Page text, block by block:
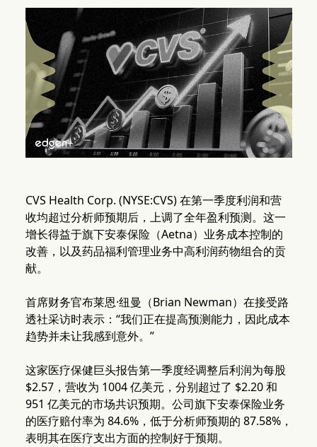
CVS Health Corp. (NYSE:CVS) 在第一季度利润和营
收均超过分析师预期后，上调了全年盈利预测。这一
增长得益于旗下安泰保险（Aetna）业务成本控制的
改善，以及药品福利管理业务中高利润药物组合的贡
献。
首席财务官布莱恩·纽曼（Brian Newman）在接受路
透社采访时表示：“我们正在提高预测能力，因此成本
趋势并未让我感到意外。”
这家医疗保健巨头报告第一季度经调整后利润为每股
$2.57，营收为 1004 亿美元，分别超过了 $2.20 和
951 亿美元的市场共识预期。公司旗下安泰保险业务
的医疗赔付率为 84.6%，低于分析师预期的 87.58%，
表明其在医疗支出方面的控制好于预期。